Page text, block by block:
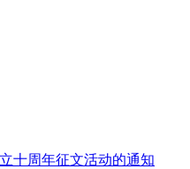
十周年征文活动的通知